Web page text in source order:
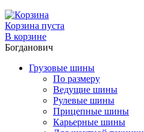
Корзина пуста
В корзине
Богданович
Грузовые шины
По размеру
Ведущие шины
Рулевые шины
Прицепные шины
Карьерные шины